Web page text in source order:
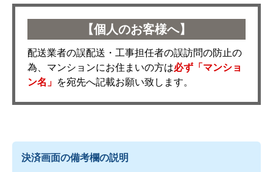
【個人のお客様へ】
配送業者の誤配送・工事担任者の誤訪問の防止の
為、マンションにお住まいの方は必ず「マンショ
ン名」 を宛先へ記載お願い致します。
決済画面の備考欄の説明